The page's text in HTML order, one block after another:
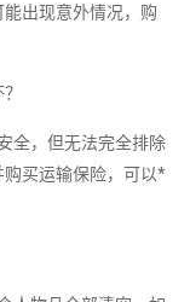
出现意外情况，购
全，但无法完全排除
买运输保险，可以*